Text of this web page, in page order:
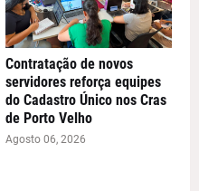
Contratação de novos
servidores reforça equipes
do Cadastro Único nos Cras
de Porto Velho
Agosto 06, 2026